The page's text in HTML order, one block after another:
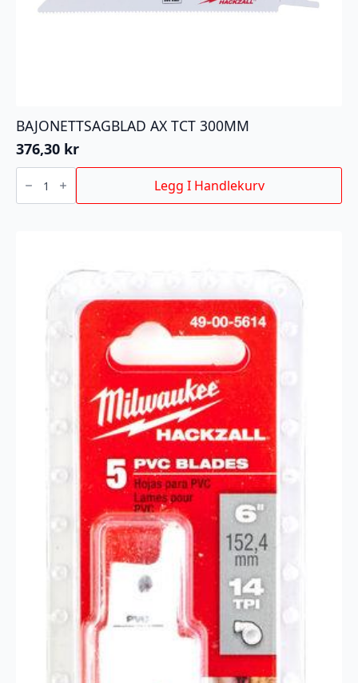
BAJONETTSAGBLAD AX TCT 300MM
376,30 kr
BAJONETTSAGBLAD
AX
300MM
Legg I Handlekurv